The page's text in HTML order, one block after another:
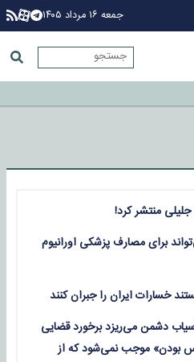
جمعه ۱۶ مرداد ۱۴۰۵
منتشر کرد!
برای مصارف پزشکی اورانیوم
دشمن می‌ریزد برخورد قضایی
بودن» موجب نمی‌شود که از